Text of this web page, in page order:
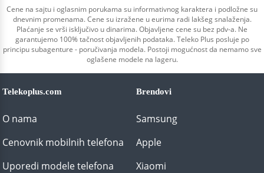
Cene na sajtu i oglasnim porukama su informativnog karaktera i podložne su
dnevnim promenama. Cene su izražene u eurima radi lakšeg snalaženja.
Plaćanje se vrši isključivo u dinarima. Objavljene cene su bez pdv-a. Ne
garantujemo 100% tačnost objavljenih podataka. Teleko Plus posluje po
principu subagenture - poručivanja modela. Postoji mogućnost da nemamo sve
oglašene modele na lageru.
Telekoplus.com
O nama
Cenovnik mobilnih telefona
Uporedi modele telefona
Brendovi
Samsung
Apple
Xiaomi